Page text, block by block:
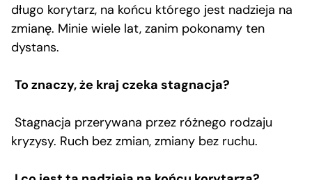
długo korytarz, na końcu którego jest nadzieja na
zmianę. Minie wiele lat, zanim pokonamy ten
dystans.
To znaczy, że kraj czeka stagnacja?
Stagnacja przerywana przez różnego rodzaju
kryzysy. Ruch bez zmian, zmiany bez ruchu.